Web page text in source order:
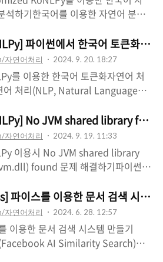
하다 보니 처음에는 믿게 되는데, 실제
현상을 보통 환각 현상(할루시네이
이라고 부릅니다.​​특히
리는 추상화 수준이 아주 높아서 허깅
에 올라와 있는 모델, 데이터셋, 토크
이름만 적으면 코드를 거의 변경하
비교 분석이 가능하다는 장점이 있지
, 딥러닝 프레임워크 중 점유율이 아
파이토치(PyTorch)와 텐서플로우
를 가리지 않고 지원하기 때문
머를 활용해서 다양한 텍스트 분석 모
용하는 방법을 소..
석하기한국어를 이용한 자연어 분석
만, 이 패키지에서 지원하는 기능이
탓에 자연어 분석에 주로 활용되는
능은 사용자가 임의로 만들어서 활용
지요. 이 문제를 손쉽게 해결하는 방
KoNLPy와 동일한 방법으로 이용할 수
사용자 정의 기능을 지원하는
KoNLPy를 이용하는 방법입니
KoNLPy의 기본 이용법
KoNLPy는 KoNLPy와 거의 동
법으로 이용할 수 있습니다. 아래에
. KoNLPy의 Okt는 customized
에서 Twitt..
파이썬에서 한국어 토큰화 하
자연어처리 2024. 9. 20. 18:27
를 이용한 한국어 토큰화자연어 처
어 처리(NLP, Natural Language
, 조작할 수 있도록 해주는 인공지능
분야로 정의되어 있습니다. 만약 자
리를 능수능란하게 할 수 있다면, 인
서 흔히 구할 수 있는 문서 데이터를
이터 분석에 활용할 수 있기 때문에
또한 높지요. 파이썬(Python)에는 다
연어 처리 패키지가 있습니다. 다만,
는 영어 기반인데요, 한국어 자연어
하기 위해서는 코엔엘파이(KoNLPy)
전용 패키지를 이용할 필요가 있습니
No JVM shared library file
자연어처리 2024. 9. 19. 11:33
이용시 No JVM shared library
found 문제 해결하기파이썬
패키지로 KoNLPy가 있습니다. 그런
키지를 쓸 때는 자바 개발환경 설정
서 다양한 에러가 발생하는데요, 제가
험한 에러는
No JVM shared
파이스를 이용한 문서 검색 시스
자연어처리 2024. 6. 28. 12:57
이용한 문서 검색 시스템 만들기
AI Similarity Search)란